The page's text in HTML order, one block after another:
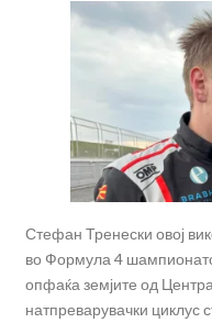
Премиер лигата, а
Родри ги отвори
Крај на сагата:
Директор на ФИА за
толку далеку!
Колку бара ПСЖ и кој
ан Бредли Баркола?
Стефан Тренески овој
во Формула 4
опфаќа земјите од
натпреварувачки циклус